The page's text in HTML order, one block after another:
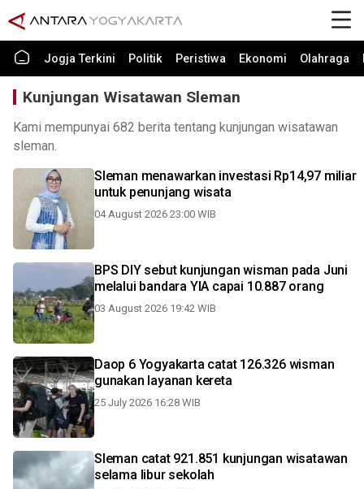
Jogja Terkini Politik Peristiwa Ekonomi Olahraga
Kunjungan Wisatawan Sleman
Kami mempunyai 682 berita tentang kunjungan wisatawan
sleman.
Sleman menawarkan investasi Rp14,97 miliar
untuk penunjang wisata
04 August 2026 23:00 WIB
BPS DIY sebut kunjungan wisman pada Juni
melalui bandara YIA capai 10.887 orang
03 August 2026 19:42 WIB
Daop 6 Yogyakarta catat 126.326 wisman
gunakan layanan kereta
25 July 2026 16:28 WIB
Sleman catat 921.851 kunjungan wisatawan
selama libur sekolah